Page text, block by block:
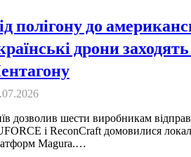
полігону до
дрони
дозволив шести виробникам
і ReconCraft домовилися
Magura.…